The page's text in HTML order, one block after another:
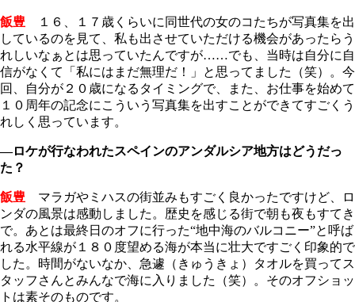
飯豊 １６、１７歳くらいに同世代の女のコたちが写真集を出
しているのを見て、私も出させていただける機会があったらう
れしいなぁとは思っていたんですが……でも、当時は自分に自
信がなくて「私にはまだ無理だ！」と思ってました（笑）。今
回、自分が２０歳になるタイミングで、また、お仕事を始めて
１０周年の記念にこういう写真集を出すことができてすごくう
れしく思っています。
―ロケが行なわれたスペインのアンダルシア地方はどうだっ
た？
飯豊 マラガやミハスの街並みもすごく良かったですけど、ロ
ンダの風景は感動しました。歴史を感じる街で朝も夜もすてき
で。あとは最終日のオフに行った“地中海のバルコニー”と呼ば
れる水平線が１８０度望める海が本当に壮大ですごく印象的で
した。時間がないなか、急遽（きゅうきょ）タオルを買ってス
タッフさんとみんなで海に入りました（笑）。そのオフショッ
トは素そのものです。